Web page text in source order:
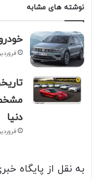
نوشته های مشابه
فروردین ۹,
دنیا
فروردین ۱۱,
به نقل از پایگاه